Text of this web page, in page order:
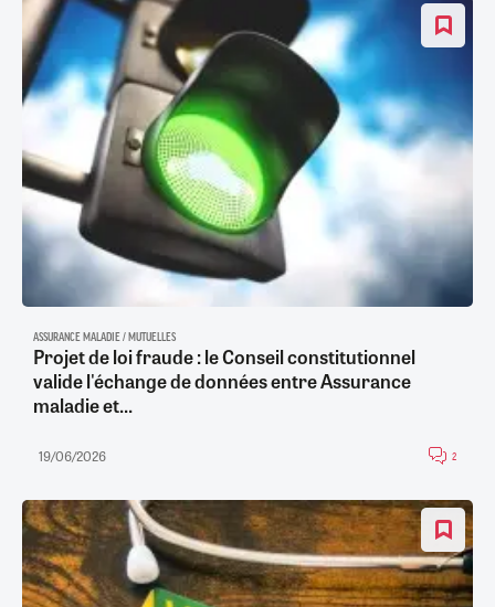
ASSURANCE MALADIE / MUTUELLES
Projet de loi fraude : le Conseil constitutionnel
valide l'échange de données entre Assurance
maladie et...
19/06/2026 2